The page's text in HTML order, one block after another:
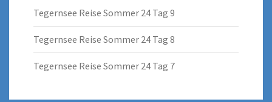
Tegernsee Reise Sommer 24 Tag 9
Tegernsee Reise Sommer 24 Tag 8
Tegernsee Reise Sommer 24 Tag 7